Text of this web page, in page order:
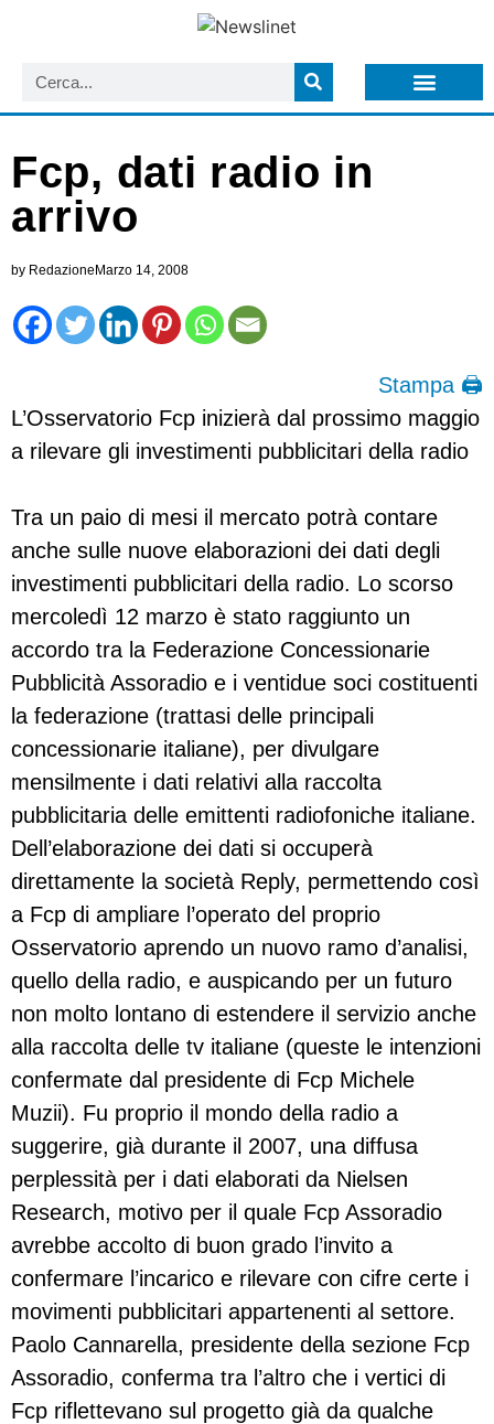
Fcp, dati radio in
arrivo
by RedazioneMarzo 14, 2008
Stampa 🖨
L’Osservatorio Fcp inizierà dal prossimo maggio
a rilevare gli investimenti pubblicitari della radio
Tra un paio di mesi il mercato potrà contare
anche sulle nuove elaborazioni dei dati degli
investimenti pubblicitari della radio. Lo scorso
mercoledì 12 marzo è stato raggiunto un
accordo tra la Federazione Concessionarie
Pubblicità Assoradio e i ventidue soci costituenti
la federazione (trattasi delle principali
concessionarie italiane), per divulgare
mensilmente i dati relativi alla raccolta
pubblicitaria delle emittenti radiofoniche italiane.
Dell’elaborazione dei dati si occuperà
direttamente la società Reply, permettendo così
a Fcp di ampliare l’operato del proprio
Osservatorio aprendo un nuovo ramo d’analisi,
quello della radio, e auspicando per un futuro
non molto lontano di estendere il servizio anche
alla raccolta delle tv italiane (queste le intenzioni
confermate dal presidente di Fcp Michele
Muzii). Fu proprio il mondo della radio a
suggerire, già durante il 2007, una diffusa
perplessità per i dati elaborati da Nielsen
Research, motivo per il quale Fcp Assoradio
avrebbe accolto di buon grado l’invito a
confermare l’incarico e rilevare con cifre certe i
movimenti pubblicitari appartenenti al settore.
Paolo Cannarella, presidente della sezione Fcp
Assoradio, conferma tra l’altro che i vertici di
Fcp riflettevano sul progetto già da qualche